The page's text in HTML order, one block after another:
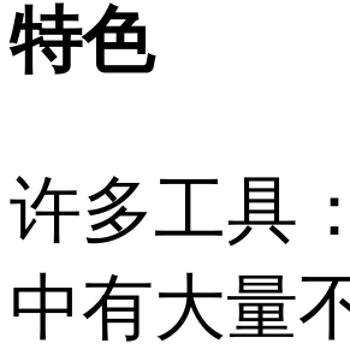
特色
许多工具
中有大量